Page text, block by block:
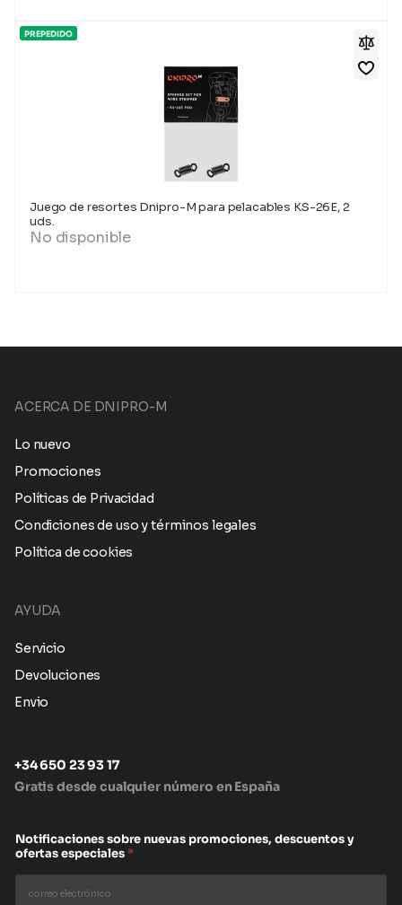
PREPEDIDO
Juego de resortes Dnipro-M para pelacables KS-26E, 2
uds.
No disponible
ACERCA DE DNIPRO-M
Lo nuevo
Promociones
Políticas de Privacidad
Condiciones de uso y términos legales
Política de cookies
AYUDA
Servicio
Devoluciones
Envio
+34 650 23 93 17
Gratis desde cualquier número en España
Notificaciones sobre nuevas promociones, descuentos y
ofertas especiales*